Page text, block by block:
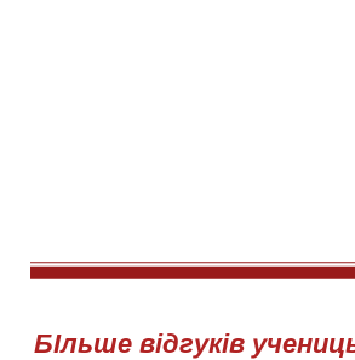
БІльше відгуків